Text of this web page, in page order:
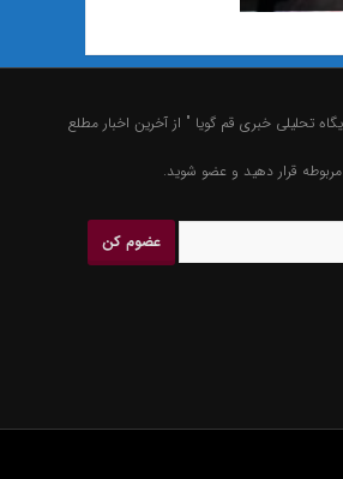
تحلیلی خبری قم گویا " از آخرین اخبار مطلع
قرار دهید و عضو شوید.